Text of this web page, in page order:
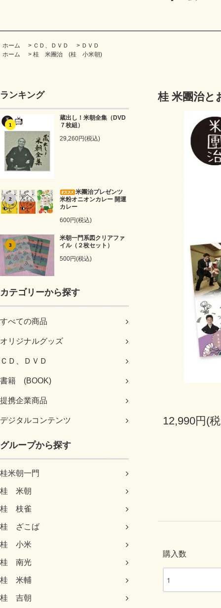
ホーム > ＣＤ、ＤＶＤ > ＤＶＤ
ホーム
> 桂 米團治 (桂 小米朝)
ランキング
1
蔵出し！米朝全集（DVD
７枚組）
29,260円(税込)
2
米團治プレゼンツ
米粉オニオンカレー 開運
カレー
600円(税込)
3
米朝一門系図クリアファ
イル（２枚セット）
500円(税込)
カテゴリーから探す
すべての商品
オリジナルグッズ
ＣＤ、ＤＶＤ
書籍 (BOOK)
提携企業商品
デジタルコンテンツ
グループから探す
桂米朝一門
桂 米朝
桂 枝雀
桂 ざこば
桂 小米
桂 南光
桂 米輔
桂 吉朝
桂 米團治と
12,990円(
購入数